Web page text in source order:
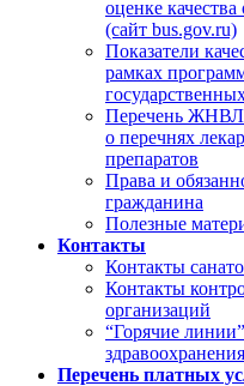
оценке качества
(сайт bus.gov.ru)
Показатели
рамках
Перечень
о перечнях
препаратов
Права и
гражданина
Полезные
Контакты
Контакты
Контакты
организаций
“Горячие
здравоохранения
Перечень платных